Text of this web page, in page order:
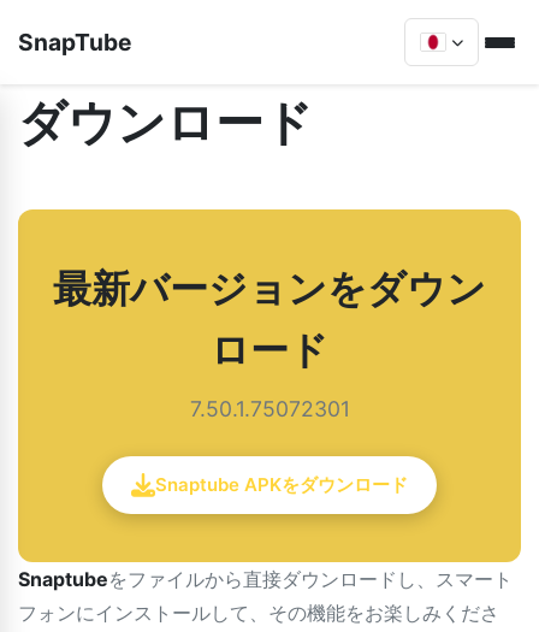
SnapTube
ダウンロード
最新バージョンをダウン
ロード
7.50.1.75072301
Snaptube APKをダウンロード
Snaptubeをファイルから直接ダウンロードし、スマート
フォンにインストールして、その機能をお楽しみくださ